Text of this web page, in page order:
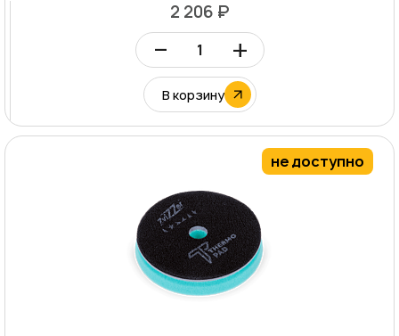
2 206 ₽
– +
В корзину
не доступно